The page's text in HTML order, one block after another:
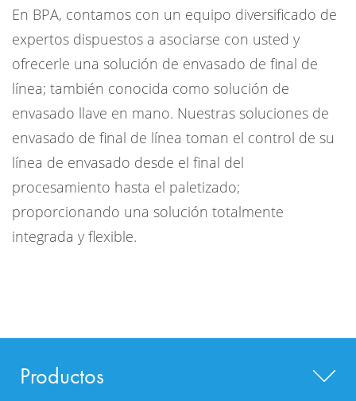
En BPA, contamos con un equipo diversificado de
expertos dispuestos a asociarse con usted y
ofrecerle una solución de envasado de final de
línea; también conocida como solución de
envasado llave en mano. Nuestras soluciones de
envasado de final de línea toman el control de su
línea de envasado desde el final del
procesamiento hasta el paletizado;
proporcionando una solución totalmente
integrada y flexible.
Productos